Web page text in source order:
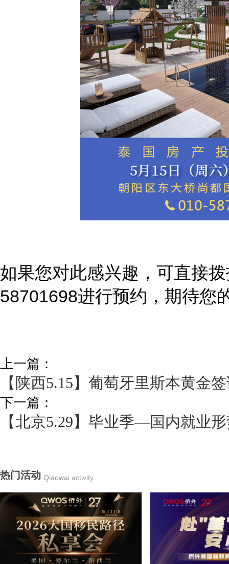
如果您对此感兴趣，可直接
58701698进行预约，期待您
上一篇：
【陕西5.15】葡萄牙里斯本黄金
下一篇：
【北京5.29】毕业季—国内就业
热门活动 Qiaowai activity